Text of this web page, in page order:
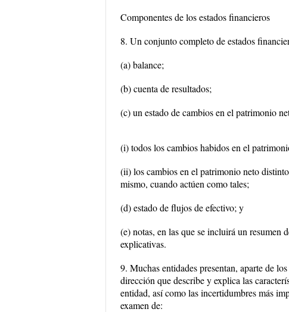
Componentes de los estados financieros
8. Un conjunto completo de estados
(a) balance;
(b) cuenta de resultados;
(c) un estado de cambios en el patrimonio
(i) todos los cambios habidos en el
(ii) los cambios en el patrimonio neto
mismo, cuando actúen como tales;
(d) estado de flujos de efectivo; y
(e) notas, en las que se incluirá un resumen
explicativas.
9. Muchas entidades presentan, aparte de
dirección que describe y explica las
entidad, así como las incertidumbres más
examen de: